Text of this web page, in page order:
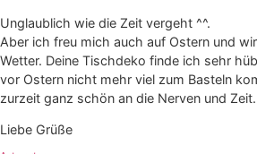
Unglaublich wie die Zeit vergeht ^^.
Aber ich freu mich auch auf Ostern und
Wetter. Deine Tischdeko finde ich sehr
vor Ostern nicht mehr viel zum Basteln
zurzeit ganz schön an die Nerven und Zeit.
Liebe Grüße